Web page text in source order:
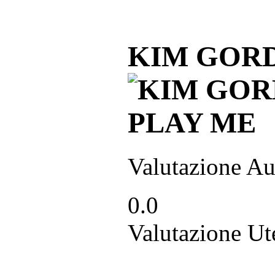
KIM
Valutazione
0.0
Valutazione